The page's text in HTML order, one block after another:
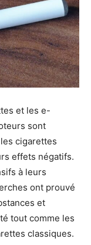
et les e-
sont
cigarettes
effets négatifs.
à leurs
ont prouvé
et
tout comme les
classiques.